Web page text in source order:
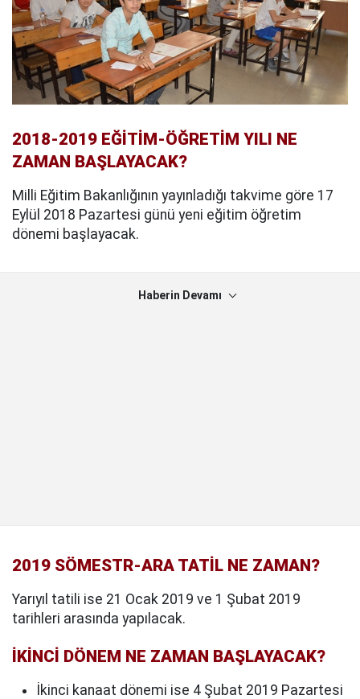
2018-2019 EĞİTİM-ÖĞRETİM YILI NE
ZAMAN BAŞLAYACAK?
Milli Eğitim Bakanlığının yayınladığı takvime göre 17
Eylül 2018 Pazartesi günü yeni eğitim öğretim
dönemi başlayacak.
Haberin Devamı
2019 SÖMESTR-ARA TATİL NE ZAMAN?
Yarıyıl tatili ise 21 Ocak 2019 ve 1 Şubat 2019
tarihleri arasında yapılacak.
İKİNCİ DÖNEM NE ZAMAN BAŞLAYACAK?
İkinci kanaat dönemi ise 4 Şubat 2019 Pazartesi